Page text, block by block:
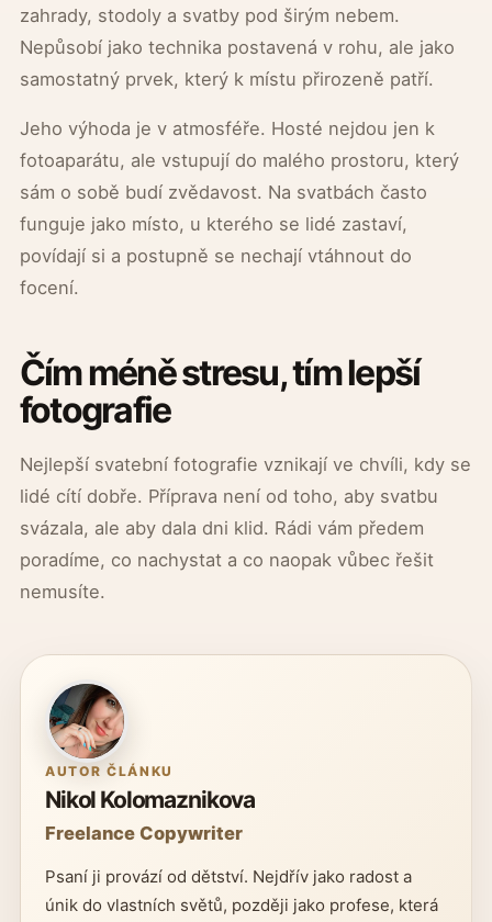
zahrady, stodoly a svatby pod širým nebem.
Nepůsobí jako technika postavená v rohu, ale jako
samostatný prvek, který k místu přirozeně patří.
Jeho výhoda je v atmosféře. Hosté nejdou jen k
fotoaparátu, ale vstupují do malého prostoru, který
sám o sobě budí zvědavost. Na svatbách často
funguje jako místo, u kterého se lidé zastaví,
povídají si a postupně se nechají vtáhnout do
focení.
Čím méně stresu, tím lepší
fotografie
Nejlepší svatební fotografie vznikají ve chvíli, kdy se
lidé cítí dobře. Příprava není od toho, aby svatbu
svázala, ale aby dala dni klid. Rádi vám předem
poradíme, co nachystat a co naopak vůbec řešit
nemusíte.
AUTOR ČLÁNKU
Nikol Kolomaznikova
Freelance Copywriter
Psaní ji provází od dětství. Nejdřív jako radost a
únik do vlastních světů, později jako profese, která